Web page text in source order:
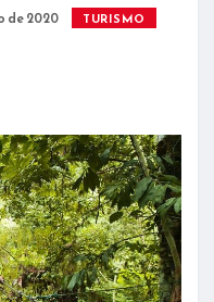
de 2020 TURISMO